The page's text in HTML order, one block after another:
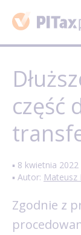
część
▪ 8 kwietnia
▪ Autor: Mateusz
Zgodnie z